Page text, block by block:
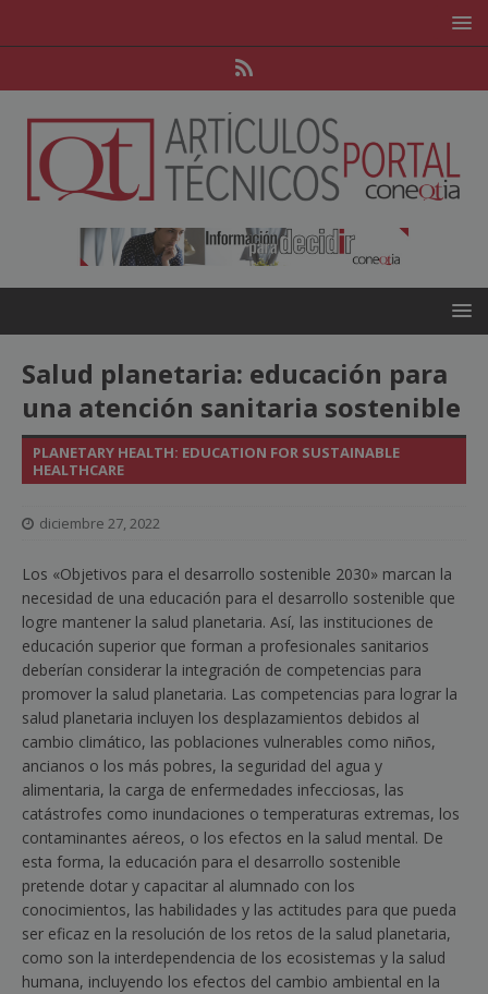
Salud planetaria: educación para
una atención sanitaria sostenible
PLANETARY HEALTH: EDUCATION FOR SUSTAINABLE
HEALTHCARE
diciembre 27, 2022
Los «Objetivos para el desarrollo sostenible 2030» marcan la
necesidad de una educación para el desarrollo sostenible que
logre mantener la salud planetaria. Así, las instituciones de
educación superior que forman a profesionales sanitarios
deberían considerar la integración de competencias para
promover la salud planetaria. Las competencias para lograr la
salud planetaria incluyen los desplazamientos debidos al
cambio climático, las poblaciones vulnerables como niños,
ancianos o los más pobres, la seguridad del agua y
alimentaria, la carga de enfermedades infecciosas, las
catástrofes como inundaciones o temperaturas extremas, los
contaminantes aéreos, o los efectos en la salud mental. De
esta forma, la educación para el desarrollo sostenible
pretende dotar y capacitar al alumnado con los
conocimientos, las habilidades y las actitudes para que pueda
ser eficaz en la resolución de los retos de la salud planetaria,
como son la interdependencia de los ecosistemas y la salud
humana, incluyendo los efectos del cambio ambiental en la